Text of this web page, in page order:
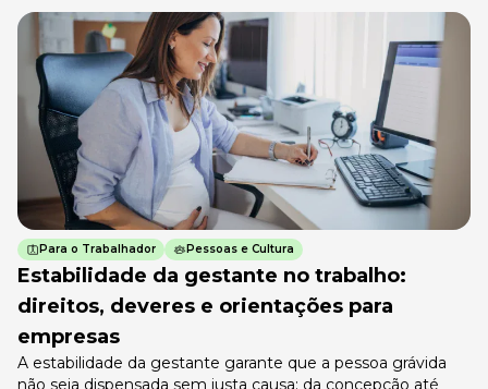
Para o Trabalhador Pessoas e Cultura
Estabilidade da gestante no trabalho:
direitos, deveres e orientações para
empresas
A estabilidade da gestante garante que a pessoa grávida
não seja dispensada sem justa causa: da concepção até